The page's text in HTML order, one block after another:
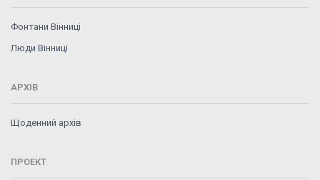
Фонтани Вінниці
Люди Вінниці
АРХІВ
Щоденний архів
ПРОЕКТ